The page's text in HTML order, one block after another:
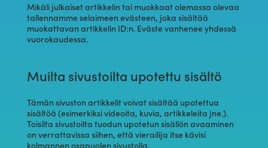
Mikäli julkaiset artikkelin tai muokkaat olemassa olevaa
tallennamme selaimeen evästeen, joka sisältää
muokattavan artikkelin ID:n. Eväste vanhenee yhdessä
vuorokaudessa.
Muilta sivustoilta upotettu sisältö
Tämän sivuston artikkelit voivat sisältää upotettua
sisältöä (esimerkiksi videoita, kuvia, artikkeleita jne.).
Toisilta sivustoilta tuodun upotetun sisällön avaaminen
on verrattavissa siihen, että vierailija itse kävisi
kolmannen osapuolen sivustolla.